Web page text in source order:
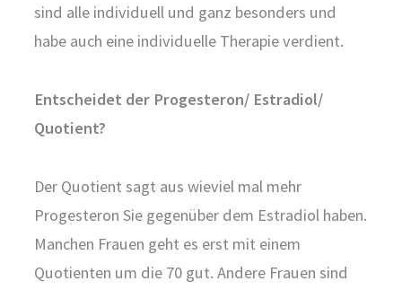
sind alle individuell und ganz besonders und
habe auch eine individuelle Therapie verdient.
Entscheidet der Progesteron/ Estradiol/
Quotient?
Der Quotient sagt aus wieviel mal mehr
Progesteron Sie gegenüber dem Estradiol haben.
Manchen Frauen geht es erst mit einem
Quotienten um die 70 gut. Andere Frauen sind